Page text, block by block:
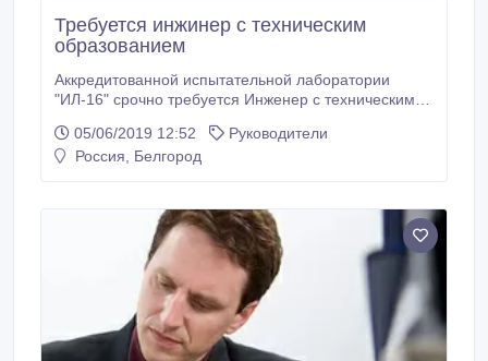
Требуется инжинер с техническим
образованием
Аккредитованной испытательной лаборатории
"ИЛ-16" срочно требуется Инженер с техническим
экспертизы транспортных средств после установки
газобаллонного оборудования.Обязанности:
05/06/2019 12:52
Руководители
Россия, Белгород